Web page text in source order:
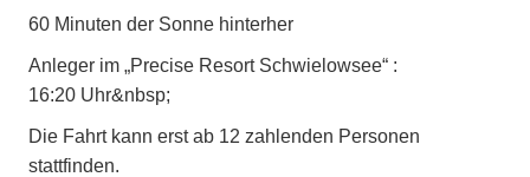
60 Minuten der Sonne hinterher
Anleger im „Precise Resort Schwielowsee“ :
16:20 Uhr&nbsp;
Die Fahrt kann erst ab 12 zahlenden Personen
stattfinden.